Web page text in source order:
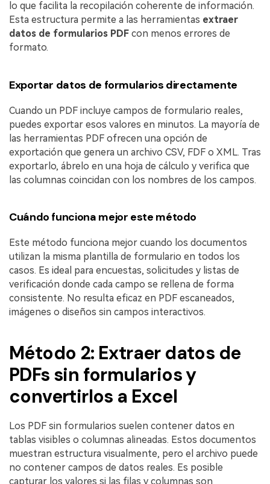
lo que facilita la recopilación coherente de información.
Esta estructura permite a las herramientas extraer
datos de formularios PDF con menos errores de
formato.
Exportar datos de formularios directamente
Cuando un PDF incluye campos de formulario reales,
puedes exportar esos valores en minutos. La mayoría de
las herramientas PDF ofrecen una opción de
exportación que genera un archivo CSV, FDF o XML. Tras
exportarlo, ábrelo en una hoja de cálculo y verifica que
las columnas coincidan con los nombres de los campos.
Cuándo funciona mejor este método
Este método funciona mejor cuando los documentos
utilizan la misma plantilla de formulario en todos los
casos. Es ideal para encuestas, solicitudes y listas de
verificación donde cada campo se rellena de forma
consistente. No resulta eficaz en PDF escaneados,
imágenes o diseños sin campos interactivos.
Método 2: Extraer datos de
PDFs sin formularios y
convertirlos a Excel
Los PDF sin formularios suelen contener datos en
tablas visibles o columnas alineadas. Estos documentos
muestran estructura visualmente, pero el archivo puede
no contener campos de datos reales. Es posible
capturar los valores si las filas y columnas son